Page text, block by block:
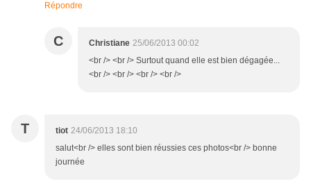
Répondre
C Christiane 25/06/2013 00:02
<br /> <br /> Surtout quand elle est bien dégagée...
<br /> <br /> <br /> <br />
T tiot 24/06/2013 18:10
salut<br /> elles sont bien réussies ces photos<br /> bonne
journée